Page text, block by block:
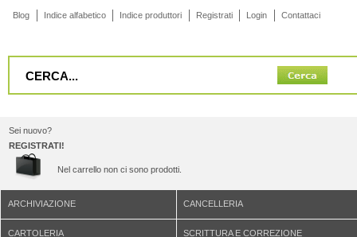
Blog Indice alfabetico Indice produttori Registrati Login Contattaci
Sei nuovo?
REGISTRATI!
Nel carrello non ci sono prodotti.
ARCHIVIAZIONE CANCELLERIA
CARTOLERIA SCRITTURA E CORREZIONE